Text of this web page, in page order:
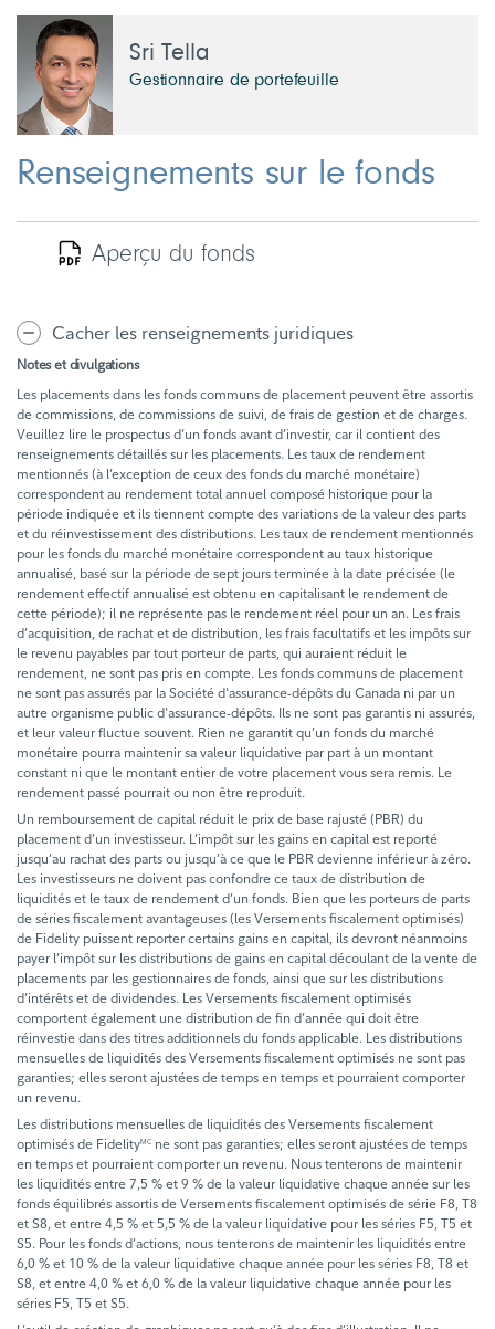
Sri Tella
Gestionnaire de portefeuille
Renseignements sur le fonds
Aperçu du fonds
Cacher les renseignements juridiques
Notes et divulgations
Les placements dans les fonds communs de placement peuvent être assortis
de commissions, de commissions de suivi, de frais de gestion et de charges.
Veuillez lire le prospectus d’un fonds avant d’investir, car il contient des
renseignements détaillés sur les placements. Les taux de rendement
mentionnés (à l’exception de ceux des fonds du marché monétaire)
correspondent au rendement total annuel composé historique pour la
période indiquée et ils tiennent compte des variations de la valeur des parts
et du réinvestissement des distributions. Les taux de rendement mentionnés
pour les fonds du marché monétaire correspondent au taux historique
annualisé, basé sur la période de sept jours terminée à la date précisée (le
rendement effectif annualisé est obtenu en capitalisant le rendement de
cette période); il ne représente pas le rendement réel pour un an. Les frais
d’acquisition, de rachat et de distribution, les frais facultatifs et les impôts sur
le revenu payables par tout porteur de parts, qui auraient réduit le
rendement, ne sont pas pris en compte. Les fonds communs de placement
ne sont pas assurés par la Société d'assurance-dépôts du Canada ni par un
autre organisme public d'assurance-dépôts. Ils ne sont pas garantis ni assurés,
et leur valeur fluctue souvent. Rien ne garantit qu’un fonds du marché
monétaire pourra maintenir sa valeur liquidative par part à un montant
constant ni que le montant entier de votre placement vous sera remis. Le
rendement passé pourrait ou non être reproduit.
Un remboursement de capital réduit le prix de base rajusté (PBR) du
placement d’un investisseur. L’impôt sur les gains en capital est reporté
jusqu’au rachat des parts ou jusqu’à ce que le PBR devienne inférieur à zéro.
Les investisseurs ne doivent pas confondre ce taux de distribution de
liquidités et le taux de rendement d’un fonds. Bien que les porteurs de parts
de séries fiscalement avantageuses (les Versements fiscalement optimisés)
de Fidelity puissent reporter certains gains en capital, ils devront néanmoins
payer l’impôt sur les distributions de gains en capital découlant de la vente de
placements par les gestionnaires de fonds, ainsi que sur les distributions
d’intérêts et de dividendes. Les Versements fiscalement optimisés
comportent également une distribution de fin d’année qui doit être
réinvestie dans des titres additionnels du fonds applicable. Les distributions
mensuelles de liquidités des Versements fiscalement optimisés ne sont pas
garanties; elles seront ajustées de temps en temps et pourraient comporter
un revenu.
Les distributions mensuelles de liquidités des Versements fiscalement
optimisés de FidelityMC ne sont pas garanties; elles seront ajustées de temps
en temps et pourraient comporter un revenu. Nous tenterons de maintenir
les liquidités entre 7,5 % et 9 % de la valeur liquidative chaque année sur les
fonds équilibrés assortis de Versements fiscalement optimisés de série F8, T8
et S8, et entre 4,5 % et 5,5 % de la valeur liquidative pour les séries F5, T5 et
S5. Pour les fonds d’actions, nous tenterons de maintenir les liquidités entre
6,0 % et 10 % de la valeur liquidative chaque année pour les séries F8, T8 et
S8, et entre 4,0 % et 6,0 % de la valeur liquidative chaque année pour les
séries F5, T5 et S5.